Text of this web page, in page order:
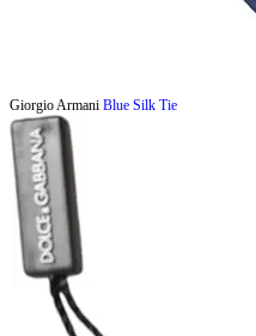
Giorgio Armani Blue Silk Tie